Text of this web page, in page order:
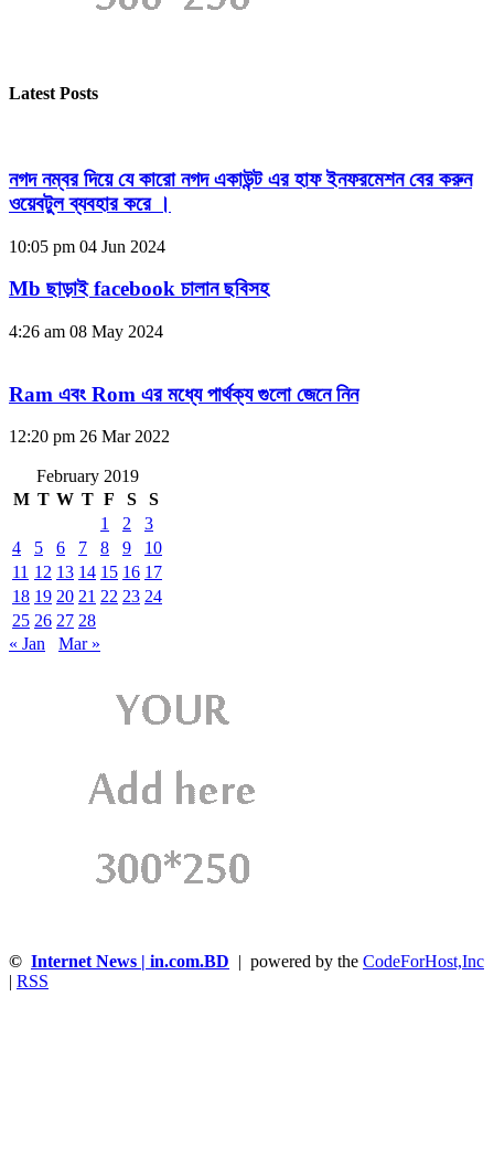
Latest Posts
নগদ নম্বর দিয়ে যে কারো নগদ একাউন্ট এর হাফ ইনফরমেশন বের করুন
ওয়েবটুল ব্যবহার করে ।
10:05 pm 04 Jun 2024
Mb ছাড়াই facebook চালান ছবিসহ
4:26 am 08 May 2024
Ram এবং Rom এর মধ্যে পার্থক্য গুলো জেনে নিন
12:20 pm 26 Mar 2022
February 2019
M T W T F S
S
1
2
3
4
5 6 7 8 9
10
11 12 13 14 15 16 17
18 19 20 21 22 23 24
25 26 27 28
« Jan
Mar »
© Internet News | in.com.BD | powered by the CodeForHost,Inc
RSS